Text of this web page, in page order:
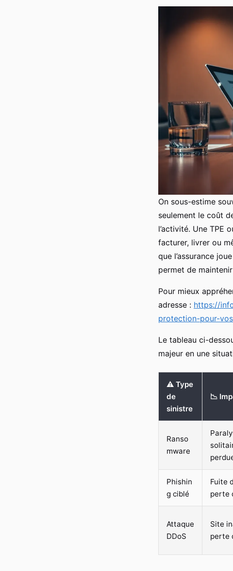
On sous-estime
seulement le coût
l’activité. Une TPE
facturer, livrer ou
que l’assurance
permet de
Pour mieux
adresse : https://
protection-pour-
Le tableau ci-
majeur en une
⚠️ Type
de
sinistre
📉
Ranso
mware
Phishin
g ciblé
Fuite
perte
Attaque
DDoS
Site
perte